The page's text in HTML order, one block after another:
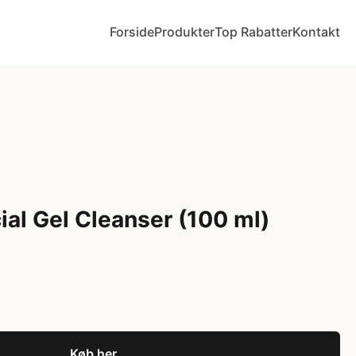
ForsideProdukterTop RabatterKontakt
Gel Cleanser (100 ml)